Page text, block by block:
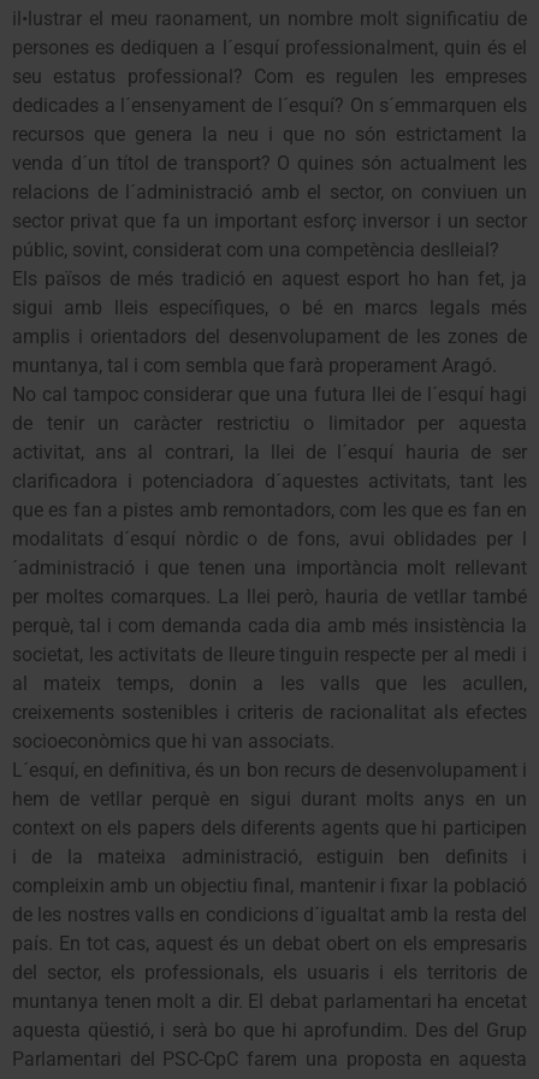
il•lustrar el meu raonament, un nombre molt significatiu de
persones es dediquen a l´esquí professionalment, quin és el
seu estatus professional? Com es regulen les empreses
dedicades a l´ensenyament de l´esquí? On s´emmarquen els
recursos que genera la neu i que no són estrictament la
venda d´un títol de transport? O quines són actualment les
relacions de l´administració amb el sector, on conviuen un
sector privat que fa un important esforç inversor i un sector
públic, sovint, considerat com una competència deslleial?
Els països de més tradició en aquest esport ho han fet, ja
sigui amb lleis específiques, o bé en marcs legals més
amplis i orientadors del desenvolupament de les zones de
muntanya, tal i com sembla que farà properament Aragó.
No cal tampoc considerar que una futura llei de l´esquí hagi
de tenir un caràcter restrictiu o limitador per aquesta
activitat, ans al contrari, la llei de l´esquí hauria de ser
clarificadora i potenciadora d´aquestes activitats, tant les
que es fan a pistes amb remontadors, com les que es fan en
modalitats d´esquí nòrdic o de fons, avui oblidades per l
´administració i que tenen una importància molt rellevant
per moltes comarques. La llei però, hauria de vetllar també
perquè, tal i com demanda cada dia amb més insistència la
societat, les activitats de lleure tinguin respecte per al medi i
al mateix temps, donin a les valls que les acullen,
creixements sostenibles i criteris de racionalitat als efectes
socioeconòmics que hi van associats.
L´esquí, en definitiva, és un bon recurs de desenvolupament i
hem de vetllar perquè en sigui durant molts anys en un
context on els papers dels diferents agents que hi participen
i de la mateixa administració, estiguin ben definits i
compleixin amb un objectiu final, mantenir i fixar la població
de les nostres valls en condicions d´igualtat amb la resta del
país. En tot cas, aquest és un debat obert on els empresaris
del sector, els professionals, els usuaris i els territoris de
muntanya tenen molt a dir. El debat parlamentari ha encetat
aquesta qüestió, i serà bo que hi aprofundim. Des del Grup
Parlamentari del PSC-CpC farem una proposta en aquesta